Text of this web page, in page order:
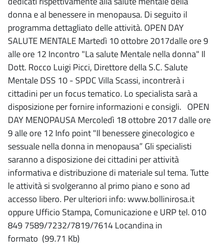
donna e al benessere in menopausa. Di seguito il
programma dettagliato delle attività. OPEN DAY
SALUTE MENTALE Martedì 10 ottobre 2017dalle ore 9
alle ore 12 Incontro "La salute Mentale nella donna" Il
Dott. Rocco Luigi Picci, Direttore della S.C. Salute
Mentale DSS 10 - SPDC Villa Scassi, incontrerà i
cittadini per un focus tematico. Lo specialista sarà a
disposizione per fornire informazioni e consigli. OPEN
DAY MENOPAUSA Mercoledì 18 ottobre 2017 dalle ore
9 alle ore 12 Info point "Il benessere ginecologico e
sessuale nella donna in menopausa” Gli specialisti
saranno a disposizione dei cittadini per attività
informativa e distribuzione di materiale sul tema. Tutte
le attività si svolgeranno al primo piano e sono ad
accesso libero. Per ulteriori info: www.bollinirosa.it
oppure Ufficio Stampa, Comunicazione e URP tel. 010
849 7589/7232/7819/7614 Locandina in
formato (99.71 Kb)